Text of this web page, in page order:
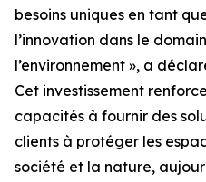
besoins uniques en tant
l’innovation dans le
l’environnement », a
Cet investissement
capacités à fournir des
clients à protéger les
société et la nature,